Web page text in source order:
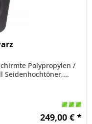
Polypropylen /
Seidenhochtöner,...
249,00 € *